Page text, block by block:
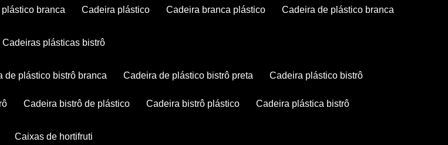
plástico branca cadeira plástico cadeira branca plástico cadeira de plástico branca
cadeiras plásticas bistrô
de plástico bistrô branca cadeira de plástico bistrô preta cadeira plástico bistrô
cadeira bistrô de plástico cadeira bistrô plástico cadeira plástica bistrô
caixas de hortifruti